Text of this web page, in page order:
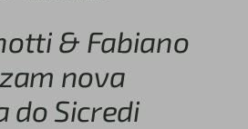
& Fabiano
nova
do Sicredi